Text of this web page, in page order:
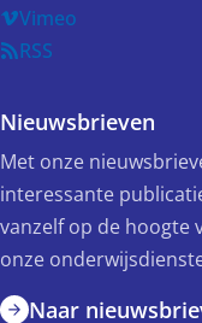
Vimeo
RSS
Nieuwsbrieven
Met onze
interessante
vanzelf op de hoogte
onze
Naar